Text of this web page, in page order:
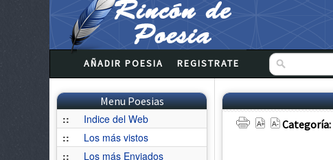
AÑADIR POESIA REGISTRATE
Menu Poesias
::
Indice del Web
::
Los más vistos
::
Los más Enviados
Categoría: